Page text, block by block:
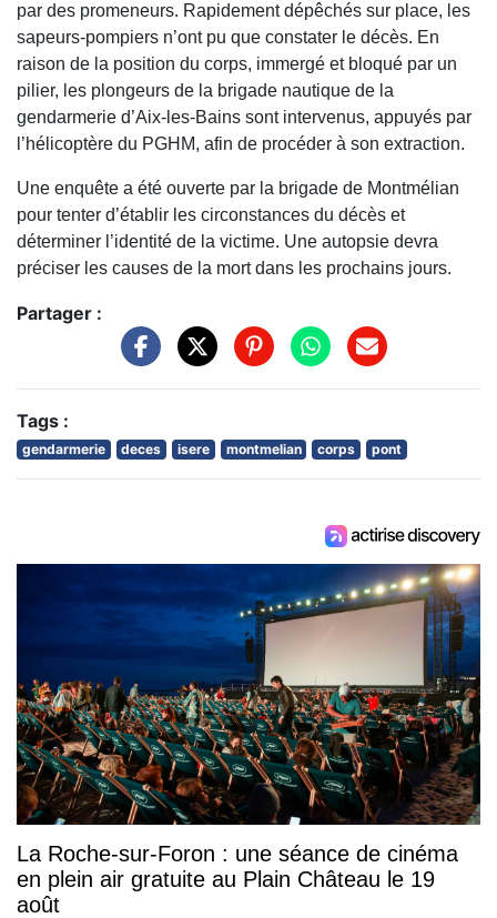
par des promeneurs. Rapidement dépêchés sur place, les
sapeurs-pompiers n’ont pu que constater le décès. En
raison de la position du corps, immergé et bloqué par un
pilier, les plongeurs de la brigade nautique de la
gendarmerie d’Aix-les-Bains sont intervenus, appuyés par
l’hélicoptère du PGHM, afin de procéder à son extraction.
Une enquête a été ouverte par la brigade de Montmélian
pour tenter d’établir les circonstances du décès et
déterminer l’identité de la victime. Une autopsie devra
préciser les causes de la mort dans les prochains jours.
Partager :
Tags :
gendarmerie deces isere montmelian corps pont
La Roche-sur-Foron : une séance de cinéma
en plein air gratuite au Plain Château le 19
août